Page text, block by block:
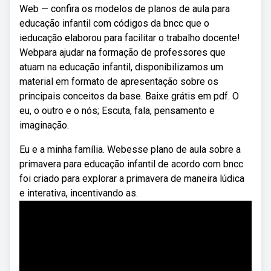
Web — confira os modelos de planos de aula para
educação infantil com códigos da bncc que o
ieducação elaborou para facilitar o trabalho docente!
Webpara ajudar na formação de professores que
atuam na educação infantil, disponibilizamos um
material em formato de apresentação sobre os
principais conceitos da base. Baixe grátis em pdf. O
eu, o outro e o nós; Escuta, fala, pensamento e
imaginação.
Eu e a minha família. Webesse plano de aula sobre a
primavera para educação infantil de acordo com bncc
foi criado para explorar a primavera de maneira lúdica
e interativa, incentivando as.